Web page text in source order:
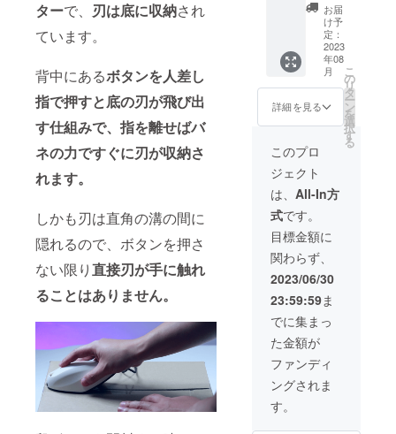
ターで、 刃は底に収納され
ています。
背中にあるボタンを人差し
指で押すと底の刃が飛び出
す仕組みで、指を離せばバ
ネの力ですぐに刃が収納さ
れます。
しかも刃は直角の溝の間に
隠れるので、ボタンを押さ
ない限り直接刃が手に触れ
ることはありません。
×30個
【一般
販売予
定価格
15,600
円の
40％OF
F】
【セッ
ト内
容】 ・
本体30
個 ・ス
トラッ
プ30個
・替え
刃60個
お届
け予
定：
2023
年08
月
詳細を見る
こ
の
リ
タ
ー
ン
を
選
択
す
る
このプロ
ジェクト
は、 All-In方
式です。
目標金額に
関わらず、
2023/06/30
23:59:59ま
でに集まっ
た金額が
ファンディ
ングされま
す。